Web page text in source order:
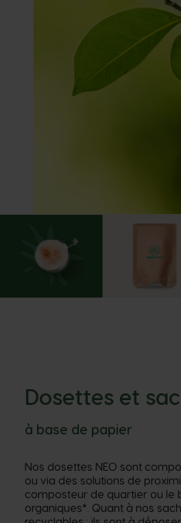
Dosettes et
à base de papier
Nos dosettes NEO sont
ou via des solutions de
composteur de quartier ou le
organiques*. Quant à nos